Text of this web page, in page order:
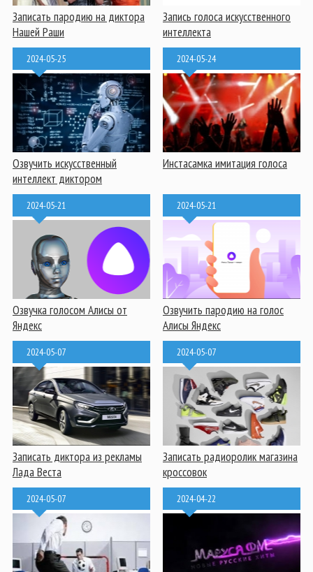
Записать пародию на диктора
Нашей Раши
Запись голоса искусственного
интеллекта
2024-05-25
Озвучить искусственный
интеллект диктором
2024-05-24
Инстасамка имитация голоса
2024-05-21
Озвучка голосом Алисы от
Яндекс
2024-05-21
Озвучить пародию на голос
Алисы Яндекс
2024-05-07
Записать диктора из рекламы
Лада Веста
2024-05-07
Записать радиоролик магазина
кроссовок
2024-05-07 2024-04-22